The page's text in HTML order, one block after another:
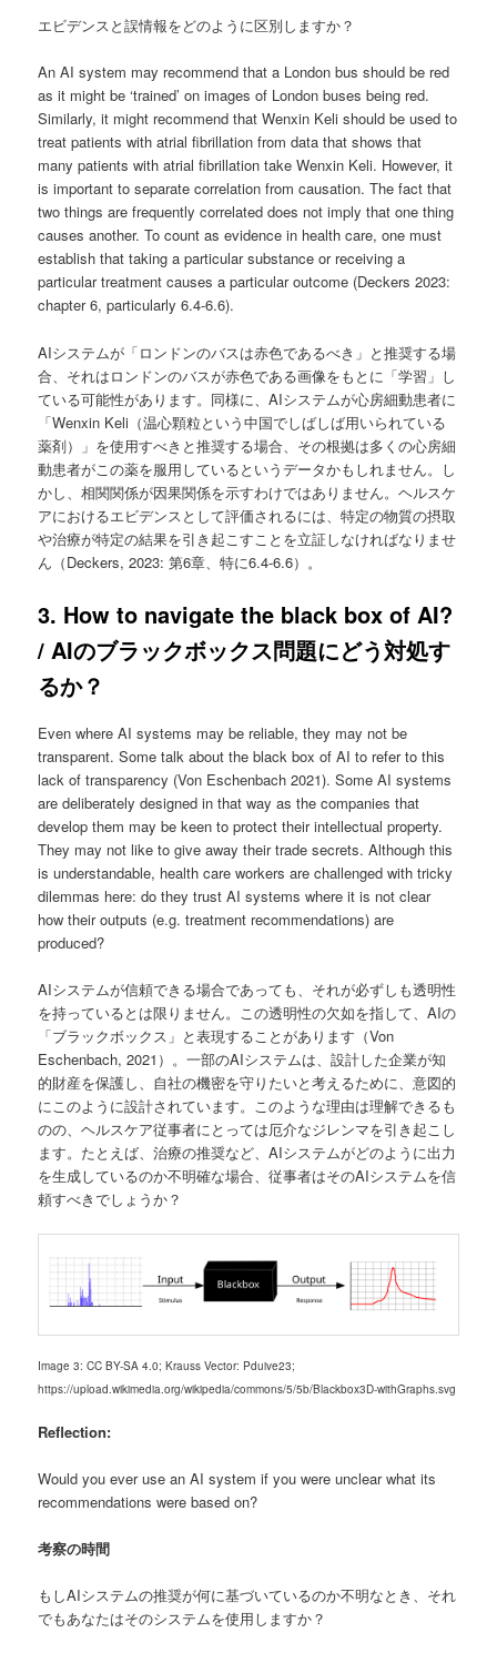
エビデンスと誤情報をどのように区別しますか？
An AI system may recommend that a London bus should be red
as it might be ‘trained’ on images of London buses being red.
Similarly, it might recommend that Wenxin Keli should be used to
treat patients with atrial fibrillation from data that shows that
many patients with atrial fibrillation take Wenxin Keli. However, it
is important to separate correlation from causation. The fact that
two things are frequently correlated does not imply that one thing
causes another. To count as evidence in health care, one must
establish that taking a particular substance or receiving a
particular treatment causes a particular outcome (Deckers 2023:
chapter 6, particularly 6.4-6.6).
AIシステムが「ロンドンのバスは赤色であるべき」と推奨する場
合、それはロンドンのバスが赤色である画像をもとに「学習」し
ている可能性があります。同様に、AIシステムが心房細動患者に
「Wenxin Keli（温心顆粒という中国でしばしば用いられている
薬剤）」を使用すべきと推奨する場合、その根拠は多くの心房細
動患者がこの薬を服用しているというデータかもしれません。し
かし、相関関係が因果関係を示すわけではありません。ヘルスケ
アにおけるエビデンスとして評価されるには、特定の物質の摂取
や治療が特定の結果を引き起こすことを立証しなければなりませ
ん（Deckers, 2023: 第6章、特に6.4-6.6）。
3. How to navigate the black box of AI?
/ AIのブラックボックス問題にどう対処す
るか？
Even where AI systems may be reliable, they may not be
transparent. Some talk about the black box of AI to refer to this
lack of transparency (Von Eschenbach 2021). Some AI systems
are deliberately designed in that way as the companies that
develop them may be keen to protect their intellectual property.
They may not like to give away their trade secrets. Although this
is understandable, health care workers are challenged with tricky
dilemmas here: do they trust AI systems where it is not clear
how their outputs (e.g. treatment recommendations) are
produced?
AIシステムが信頼できる場合であっても、それが必ずしも透明性
を持っているとは限りません。この透明性の欠如を指して、AIの
「ブラックボックス」と表現することがあります（Von
Eschenbach, 2021）。一部のAIシステムは、設計した企業が知
的財産を保護し、自社の機密を守りたいと考えるために、意図的
にこのように設計されています。このような理由は理解できるも
のの、ヘルスケア従事者にとっては厄介なジレンマを引き起こし
ます。たとえば、治療の推奨など、AIシステムがどのように出力
を生成しているのか不明確な場合、従事者はそのAIシステムを信
頼すべきでしょうか？
Image 3: CC BY-SA 4.0; Krauss Vector: Pduive23;
https://upload.wikimedia.org/wikipedia/commons/5/5b/Blackbox3D-withGraphs.svg
Reflection:
Would you ever use an AI system if you were unclear what its
recommendations were based on?
考察の時間
もしAIシステムの推奨が何に基づいているのか不明なとき、それ
でもあなたはそのシステムを使用しますか？